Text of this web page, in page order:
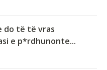
do të të vras
e p*rdhunonte...